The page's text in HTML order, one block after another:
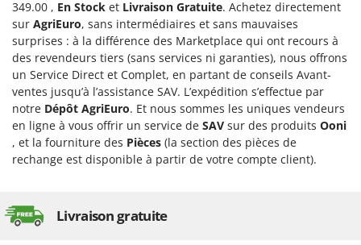
Perches Élagueuses
Pétrins à Spirale
Piscines
Planteuses de pommes de terre pour tracteur
Plateaux de coupe pour tracteur
Plumeuses
Pompes d'irrigation à tracteur
Postes à souder
Francini
G
G3 Ferrari
Gardena
Garofalo
GeoTech
GeoTech Pro
Ginko - MGM
349.00 , En Stock et Livraison Gratuite. Achetez directement
sur AgriEuro, sans intermédiaires et sans mauvaises
surprises : à la différence des Marketplace qui ont recours à
des revendeurs tiers (sans services ni garanties), nous offrons
un Service Direct et Complet, en partant de conseils Avant-
ventes jusqu’à l’assistance SAV. L’expédition s’effectue par
notre Dépôt AgriEuro. Et nous sommes les uniques vendeurs
en ligne à vous offrir un service de SAV sur des produits Ooni
, et la fourniture des Pièces (la section des pièces de
rechange est disponible à partir de votre compte client).
Livraison gratuite